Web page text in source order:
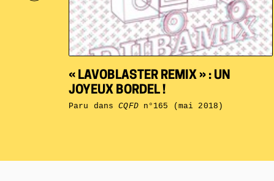
« LAVOBLASTER REMIX » : UN
JOYEUX BORDEL !
Paru dansCQFDn°165 (mai 2018)